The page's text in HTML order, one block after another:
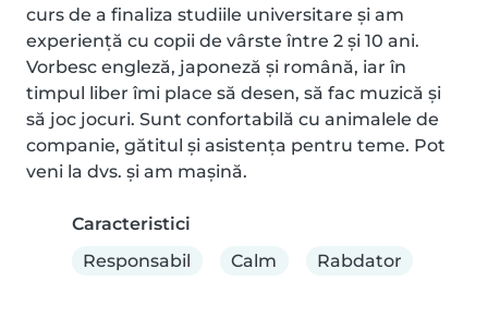
curs de a finaliza studiile universitare și am
experiență cu copii de vârste între 2 și 10 ani.
Vorbesc engleză, japoneză și română, iar în
timpul liber îmi place să desen, să fac muzică și
să joc jocuri. Sunt confortabilă cu animalele de
companie, gătitul și asistența pentru teme. Pot
veni la dvs. și am mașină.
Caracteristici
Responsabil
Calm Rabdator